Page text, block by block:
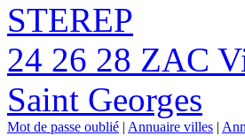
STEREP
24 26 28 ZAC
Saint Georges
Mot de passe oublié | Annuaire villes |